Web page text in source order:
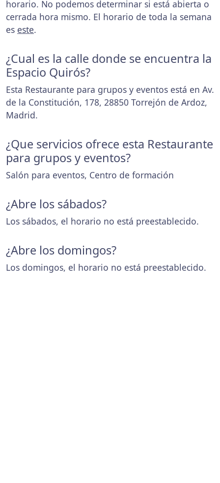
horario. No podemos determinar si está abierta o
cerrada hora mismo. El horario de toda la semana
es este.
¿Cual es la calle donde se encuentra la
Espacio Quirós?
Esta Restaurante para grupos y eventos está en Av.
de la Constitución, 178, 28850 Torrejón de Ardoz,
Madrid.
¿Que servicios ofrece esta Restaurante
para grupos y eventos?
Salón para eventos, Centro de formación
¿Abre los sábados?
Los sábados, el horario no está preestablecido.
¿Abre los domingos?
Los domingos, el horario no está preestablecido.